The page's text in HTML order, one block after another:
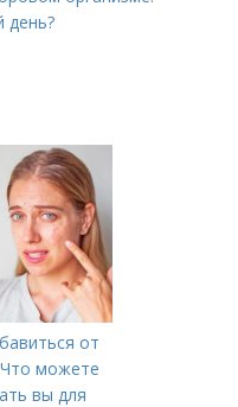
день?
от
Что можете
вы для